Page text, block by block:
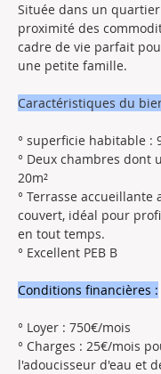
Située dans un
proximité des
cadre de vie parfait
une petite famille.
Caractéristiques du
° superficie habitable :
° Deux chambres dont
20m²
° Terrasse accueillante
couvert, idéal pour
en tout temps.
° Excellent PEB B
Conditions financières :
° Loyer : 750€/mois
° Charges : 25€/mois
l'adoucisseur d'eau et